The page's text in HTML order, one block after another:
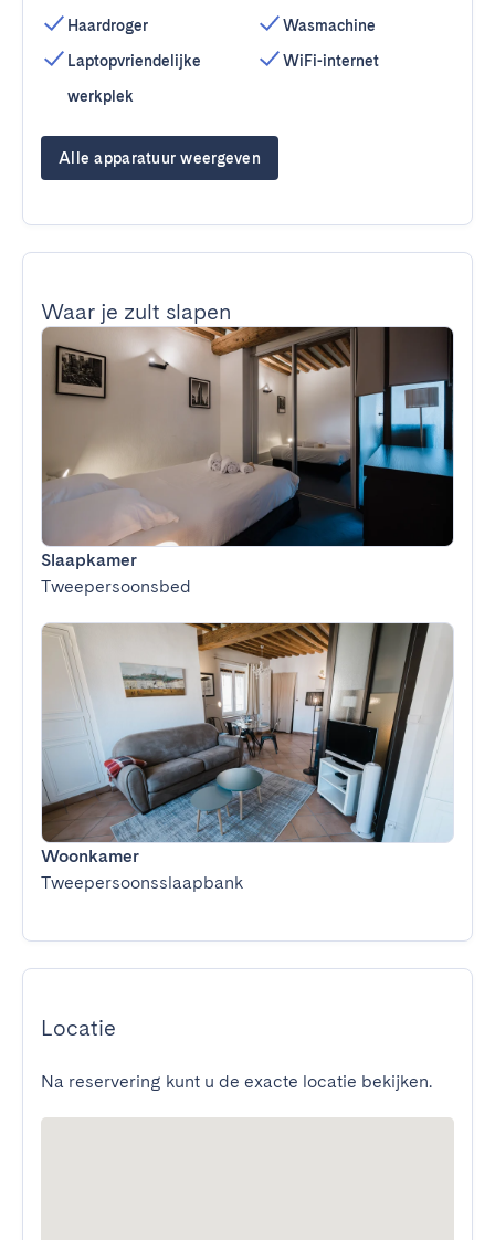
Haardroger
Laptopvriendelijke
werkplek
Wasmachine
WiFi-internet
Alle apparatuur weergeven
Waar je zult slapen
Slaapkamer
Tweepersoonsbed
Woonkamer
Tweepersoonsslaapbank
Locatie
Na reservering kunt u de exacte locatie bekijken.